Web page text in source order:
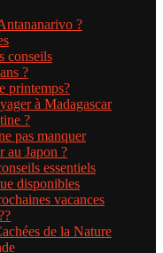
?
conseils
?
printemps?
à Madagascar
?
pas manquer
au Japon ?
essentiels
disponibles
vacances
de la Nature